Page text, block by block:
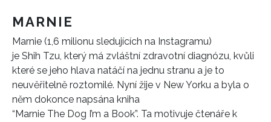
MARNIE
Marnie (1,6 milionu sledujících na Instagramu)
je Shih Tzu, který má zvláštní zdravotní diagnózu, kvůli
které se jeho hlava natáčí na jednu stranu a je to
neuvěřitelně roztomilé. Nyní žije v New Yorku a byla o
něm dokonce napsána kniha
“Marnie The Dog I’m a Book”. Ta motivuje čtenáře k